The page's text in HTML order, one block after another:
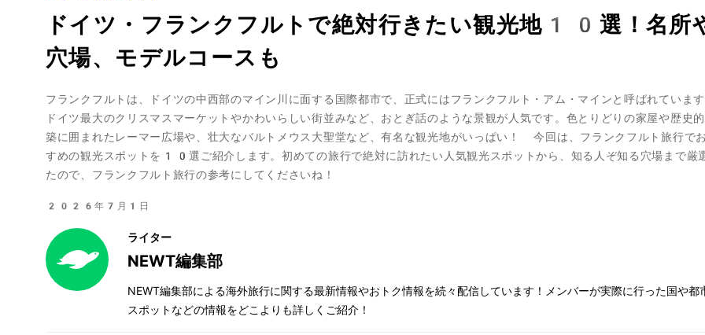
ドイツ・フランクフルトで絶対行きたい観光地10選！名所
穴場、モデルコースも
フランクフルトは、ドイツの中西部のマイン川に面する国際都市で、正式にはフランクフルト・アム・マインと呼ばれていま
ドイツ最大のクリスマスマーケットやかわいらしい街並みなど、おとぎ話のような景観が人気です。色とりどりの家屋や歴史
築に囲まれたレーマー広場や、壮大なバルトメウス大聖堂など、有名な観光地がいっぱい！ 今回は、フランクフルト旅行で
すめの観光スポットを10選ご紹介します。初めての旅行で絶対に訪れたい人気観光スポットから、知る人ぞ知る穴場まで厳
たので、フランクフルト旅行の参考にしてくださいね！
2026年7月1日
ライター
NEWT編集部
NEWT編集部による海外旅行に関する最新情報やおトク情報を続々配信しています！メンバーが実際に行った国や都
スポットなどの情報をどこよりも詳しくご紹介！